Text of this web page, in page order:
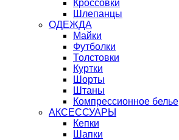
Кроссовки
Шлепанцы
ОДЕЖДА
Майки
Футболки
Толстовки
Куртки
Шорты
Штаны
Компрессионное белье
АКСЕССУАРЫ
Кепки
Шапки